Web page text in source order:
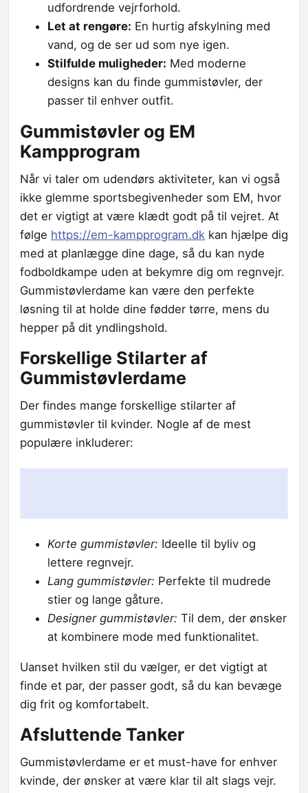
udfordrende vejrforhold.
Let at rengøre: En hurtig afskylning med
vand, og de ser ud som nye igen.
Stilfulde muligheder: Med moderne
designs kan du finde gummistøvler, der
passer til enhver outfit.
Gummistøvler og EM
Kampprogram
Når vi taler om udendørs aktiviteter, kan vi også
ikke glemme sportsbegivenheder som EM, hvor
det er vigtigt at være klædt godt på til vejret. At
følge https://em-kampprogram.dk kan hjælpe dig
med at planlægge dine dage, så du kan nyde
fodboldkampe uden at bekymre dig om regnvejr.
Gummistøvlerdame kan være den perfekte
løsning til at holde dine fødder tørre, mens du
hepper på dit yndlingshold.
Forskellige Stilarter af
Gummistøvlerdame
Der findes mange forskellige stilarter af
gummistøvler til kvinder. Nogle af de mest
populære inkluderer:
Korte gummistøvler: Ideelle til byliv og
lettere regnvejr.
Lang gummistøvler: Perfekte til mudrede
stier og lange gåture.
Designer gummistøvler: Til dem, der ønsker
at kombinere mode med funktionalitet.
Uanset hvilken stil du vælger, er det vigtigt at
finde et par, der passer godt, så du kan bevæge
dig frit og komfortabelt.
Afsluttende Tanker
Gummistøvlerdame er et must-have for enhver
kvinde, der ønsker at være klar til alt slags vejr.